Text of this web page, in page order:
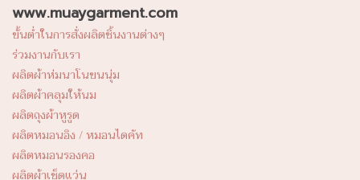
www.muaygarment.com
ขั้นต่ำในการสั่งผลิตชิ้นงานต่างๆ
ร่วมงานกับเรา
ผลิตผ้าห่มนาโนขนนุ่ม
ผลิตผ้าคลุมให้นม
ผลิตถุงผ้าหูรูด
ผลิตหมอนอิง / หมอนไดคัท
ผลิตหมอนรองคอ
ผลิตผ้าเช็ดแว่น